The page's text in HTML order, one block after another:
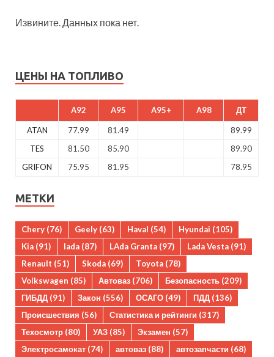
Извините. Данных пока нет.
ЦЕНЫ НА ТОПЛИВО
A92 A95 A95+ A98 ДТ
ATAN 77.99 81.49
89.99
TES
81.50 85.90
89.90
GRIFON
75.95 81.95 78.95
МЕТКИ
Chery (76) Geely (63) Haval (54) Hyundai (105)
Kia (91) lada (87) LAda Granta (97) Lada Vesta (91)
Renault (51) Skoda (69) Toyota (78)
Volkswagen (85) Автоваз (706) Безопасность (209)
ГИБДД (91) Закон (556) ОСАГО (49) ПДД (136)
Происшествия (56) Статистика и рейтинги (317)
Техосмотр (80) УАЗ (85) Экзамен (57)
Электросамокат (74) автоваз (88) автозапчасти (68)